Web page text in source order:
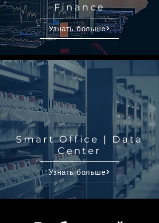
Finance
Узнать больше
Smart Office | Data
Center
Узнать больше